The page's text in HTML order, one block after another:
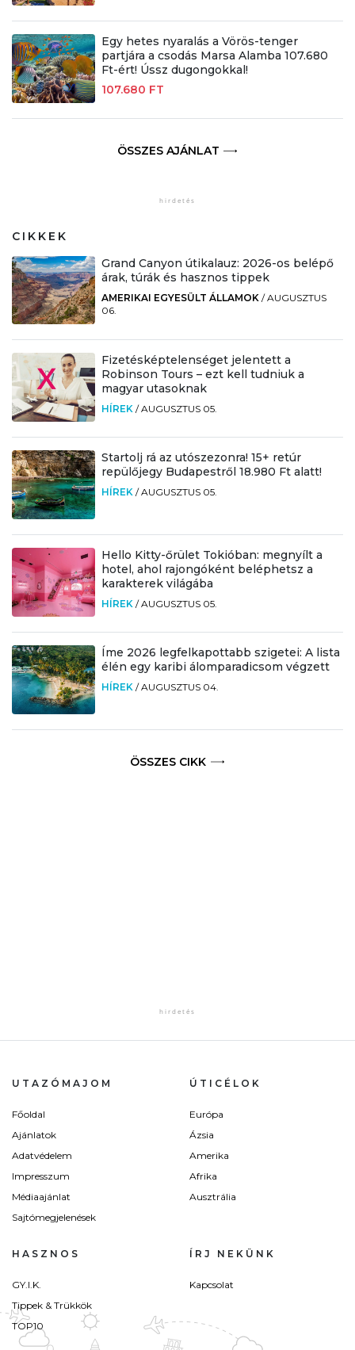
Egy hetes nyaralás a Vörös-tenger
partjára a csodás Marsa Alamba 107.680
Ft-ért! Ússz dugongokkal!
107.680 FT
ÖSSZES AJÁNLAT
CIKKEK
Grand Canyon útikalauz: 2026-os belépő
árak, túrák és hasznos tippek
AMERIKAI EGYESÜLT ÁLLAMOK /AUGUSZTUS
06.
Fizetésképtelenséget jelentett a
Robinson Tours – ezt kell tudniuk a
magyar utasoknak
HÍREK /AUGUSZTUS 05.
Startolj rá az utószezonra! 15+ retúr
repülőjegy Budapestről 18.980 Ft alatt!
HÍREK /AUGUSZTUS 05.
Hello Kitty-őrület Tokióban: megnyílt a
hotel, ahol rajongóként beléphetsz a
karakterek világába
HÍREK /AUGUSZTUS 05.
Íme 2026 legfelkapottabb szigetei: A lista
élén egy karibi álomparadicsom végzett
HÍREK /AUGUSZTUS 04.
ÖSSZES CIKK
UTAZÓMAJOM
Főoldal
Ajánlatok
Adatvédelem
Impresszum
Médiaajánlat
Sajtómegjelenések
ÚTICÉLOK
Európa
Ázsia
Amerika
Afrika
Ausztrália
HASZNOS
GY.I.K.
Tippek & Trükkök
TOP10
ÍRJ NEKÜNK
Kapcsolat